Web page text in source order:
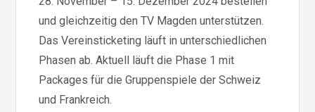
und gleichzeitig den TV Magden unterstützen.
Das Vereinsticketing läuft in unterschiedlichen
Phasen ab. Aktuell läuft die Phase 1 mit
Packages für die Gruppenspiele der Schweiz
und Frankreich.